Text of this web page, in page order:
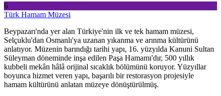
6
Türk Hamam Müzesi
Beypazarı'nda yer alan Türkiye'nin ilk ve tek hamam müzesi,
Selçuklu'dan Osmanlı'ya uzanan yıkanma ve arınma kültürünü
anlatıyor. Müzenin barındığı tarihi yapı, 16. yüzyılda Kanuni Sultan
Süleyman döneminde inşa edilen Paşa Hamamı'dır, 500 yıllık
kubbeli mekân hâlâ orijinal sıcaklık bölümünü koruyor. Yüzyıllar
boyunca hizmet veren yapı, başarılı bir restorasyon projesiyle
hamam kültürünü anlatan müzeye dönüştürülmüş.